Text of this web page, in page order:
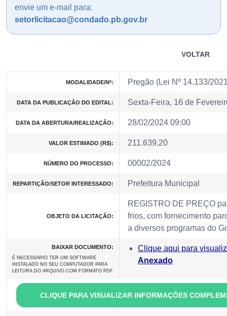
envie um e-mail para:
setorlicitacao@condado.pb.gov.br
VOLTAR
MODALIDADE/Nº: Pregão (Lei Nº 14.133/
DATA DA PUBLICAÇÃO DO EDITAL: Sexta-Feira, 16 de
DATA DA ABERTURA/REALIZAÇÃO: 28/02/2024 09:00
VALOR ESTIMADO (R$): 211.639,20
NÚMERO DO PROCESSO: 00002/2024
REPARTIÇÃO/SETOR INTERESSADO: Prefeitura Municipal
OBJETO DA LICITAÇÃO:
REGISTRO DE PREÇO
frios, com fornecimento
a diversos programas do
BAIXAR DOCUMENTO:
É NECESSARIO TER UM SOFTWARE
INSTALADO NO SEU COMPUTADOR PARA
LEITURA DO ARQUIVO COM FORMATO PDF
Clique aqui para
Anexado
CLIQUE PARA VISUALIZAR INFORMAÇÕES